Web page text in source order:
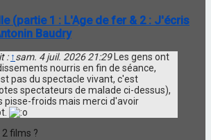
(partie 1 : L'Age de fer & 2 : J'écris
Baudry
: ↑sam. 4 juil. 2026 21:29Les gens ont
nourris en fin de séance,
pas du spectacle vivant, c'est
spectateurs de malade ci-dessus),
pisse-froids mais merci d'avoir
2 films ?